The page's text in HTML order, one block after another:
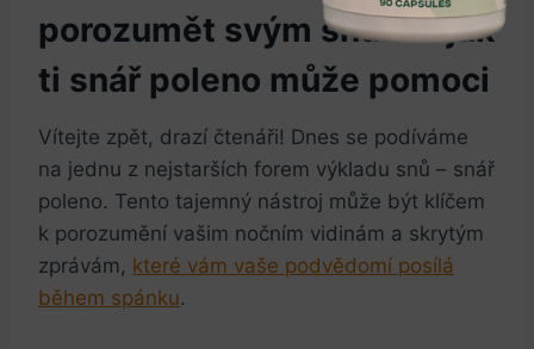
porozumět svým snům a jak
ti snář poleno může pomoci
Vítejte zpět, drazí čtenáři! Dnes se podíváme
na jednu z nejstarších forem výkladu snů – snář
poleno. Tento tajemný nástroj může být klíčem
k porozumění vašim nočním vidinám a skrytým
zprávám, které vám vaše podvědomí posílá
během spánku.